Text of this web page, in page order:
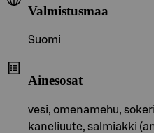
Valmistusmaa
Suomi
Ainesosat
vesi, omenamehu,
kaneliuute, salmiakki